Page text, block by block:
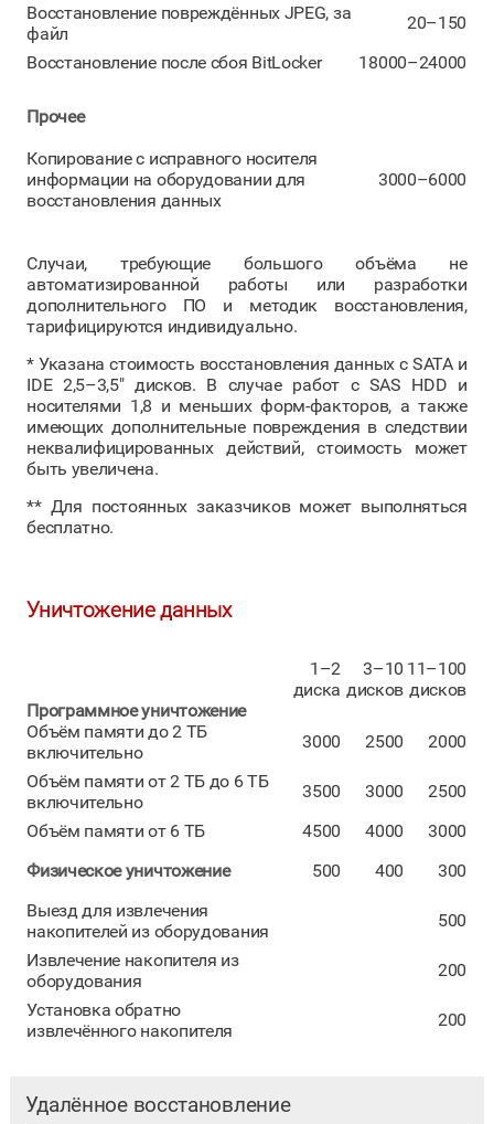
Восстановление повреждённых JPEG, за
файл
20–150
Восстановление после сбоя BitLocker
18000–24000
Прочее
Копирование с исправного носителя
информации на оборудовании для
восстановления данных
3000–6000
Случаи, требующие большого объёма не
автоматизированной работы или разработки
дополнительного ПО и методик восстановления,
тарифицируются индивидуально.
* Указана стоимость восстановления данных с SATA и
IDE 2,5–3,5" дисков. В случае работ с SAS HDD и
носителями 1,8 и меньших форм-факторов, а также
имеющих дополнительные повреждения в следствии
неквалифицированных действий, стоимость может
быть увеличена.
** Для постоянных заказчиков может выполняться
бесплатно.
Уничтожение данных
1–2
диска
3–10
дисков
11–100
дисков
Программное уничтожение
Объём памяти до 2 ТБ
включительно
3000 2500
2000
Объём памяти от 2 ТБ до 6 ТБ
включительно
3500 3000
2500
Объём памяти от 6 ТБ
4500 4000
3000
Физическое уничтожение
500 400
300
Выезд для извлечения
накопителей из оборудования
500
Извлечение накопителя из
оборудования
200
Установка обратно
извлечённого накопителя
200
Удалённое восстановление